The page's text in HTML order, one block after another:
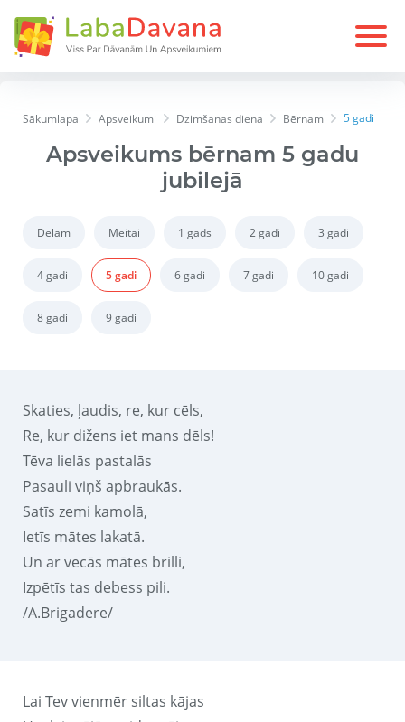
Sākumlapa Apsveikumi Dzimšanas diena Bērnam 5 gadi
Apsveikums bērnam 5 gadu
jubilejā
Dēlam Meitai 1 gads 2 gadi 3 gadi
4 gadi 5 gadi 6 gadi 7 gadi 10 gadi
8 gadi 9 gadi
Skaties, ļaudis, re, kur cēls,
Re, kur dižens iet mans dēls!
Tēva lielās pastalās
Pasauli viņš apbraukās.
Satīs zemi kamolā,
Ietīs mātes lakatā.
Un ar vecās mātes brilli,
Izpētīs tas debess pili.
/A.Brigadere/
Lai Tev vienmēr siltas kājas